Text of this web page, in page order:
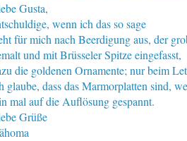
Gusta,
wenn ich das so sage
für mich nach Beerdigung aus, der
und mit Brüsseler Spitze eingefasst,
die goldenen Ornamente; nur beim
glaube, dass das Marmorplatten sind,
mal auf die Auflösung gespannt.
Grüße